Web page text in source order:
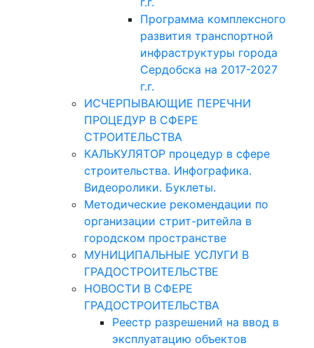
Программа комплексного
развития транспортной
инфраструктуры города
Сердобска на 2017-2027
г.г.
ИСЧЕРПЫВАЮЩИЕ ПЕРЕЧНИ
ПРОЦЕДУР В СФЕРЕ
СТРОИТЕЛЬСТВА
КАЛЬКУЛЯТОР процедур в сфере
строительства. Инфографика.
Видеоролики. Буклеты.
Методические рекомендации по
организации стрит-ритейла в
городском пространстве
МУНИЦИПАЛЬНЫЕ УСЛУГИ В
ГРАДОСТРОИТЕЛЬСТВЕ
НОВОСТИ В СФЕРЕ
ГРАДОСТРОИТЕЛЬСТВА
Реестр разрешений на ввод в
эксплуатацию объектов